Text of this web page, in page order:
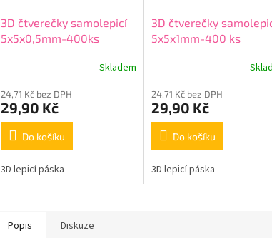
3D čtverečky samolepicí
5x5x0,5mm-400ks
Skladem
24,71 Kč bez DPH
29,90 Kč
Do košíku
3D lepicí páska
3D čtverečky
5x5x1mm-400 ks
24,71 Kč bez DPH
29,90 Kč
Do košíku
3D lepicí páska
Popis Diskuze